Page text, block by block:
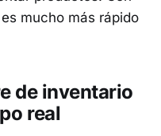
mucho más rápido
de inventario
real